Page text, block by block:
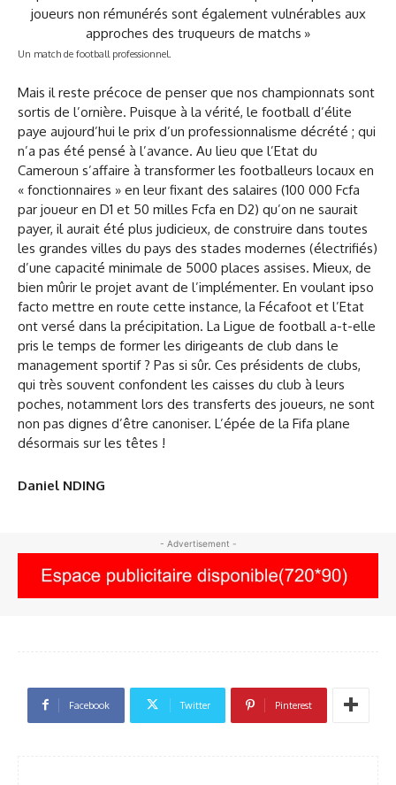
Un match de football professionnel.
Mais il reste précoce de penser que nos championnats sont
sortis de l’ornière. Puisque à la vérité, le football d’élite
paye aujourd’hui le prix d’un professionnalisme décrété ; qui
n’a pas été pensé à l’avance. Au lieu que l’Etat du
Cameroun s’affaire à transformer les footballeurs locaux en
« fonctionnaires » en leur fixant des salaires (100 000 Fcfa
par joueur en D1 et 50 milles Fcfa en D2) qu’on ne saurait
payer, il aurait été plus judicieux, de construire dans toutes
les grandes villes du pays des stades modernes (électrifiés)
d’une capacité minimale de 5000 places assises. Mieux, de
bien mûrir le projet avant de l’implémenter. En voulant ipso
facto mettre en route cette instance, la Fécafoot et l’Etat
ont versé dans la précipitation. La Ligue de football a-t-elle
pris le temps de former les dirigeants de club dans le
management sportif ? Pas si sûr. Ces présidents de clubs,
qui très souvent confondent les caisses du club à leurs
poches, notamment lors des transferts des joueurs, ne sont
non pas dignes d’être canoniser. L’épée de la Fifa plane
désormais sur les têtes !
Daniel NDING
- Advertisement -
Facebook Twitter Pinterest